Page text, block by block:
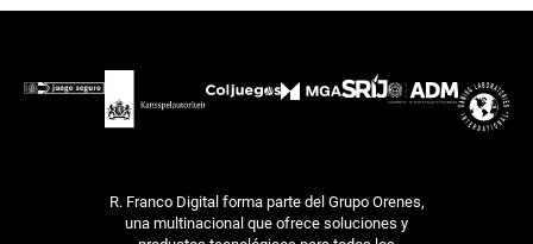
R. Franco Digital forma parte del Grupo Orenes,
una multinacional que ofrece soluciones y